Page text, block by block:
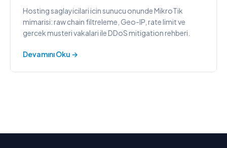
Hosting saglayicilari icin sunucu onunde MikroTik
mimarisi: raw chain filtreleme, Geo-IP, rate limit ve
gercek musteri vakalari ile DDoS mitigation rehberi.
Devamını Oku →